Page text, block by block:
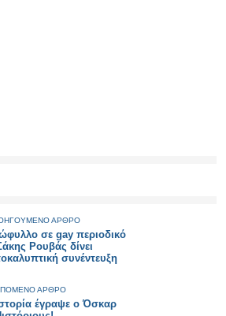
ΑΡΘΡΟ
σε gay περιοδικό
Ρουβάς δίνει
συνέντευξη
ΑΡΘΡΟ
έγραψε ο Όσκαρ